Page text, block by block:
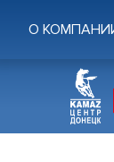
О